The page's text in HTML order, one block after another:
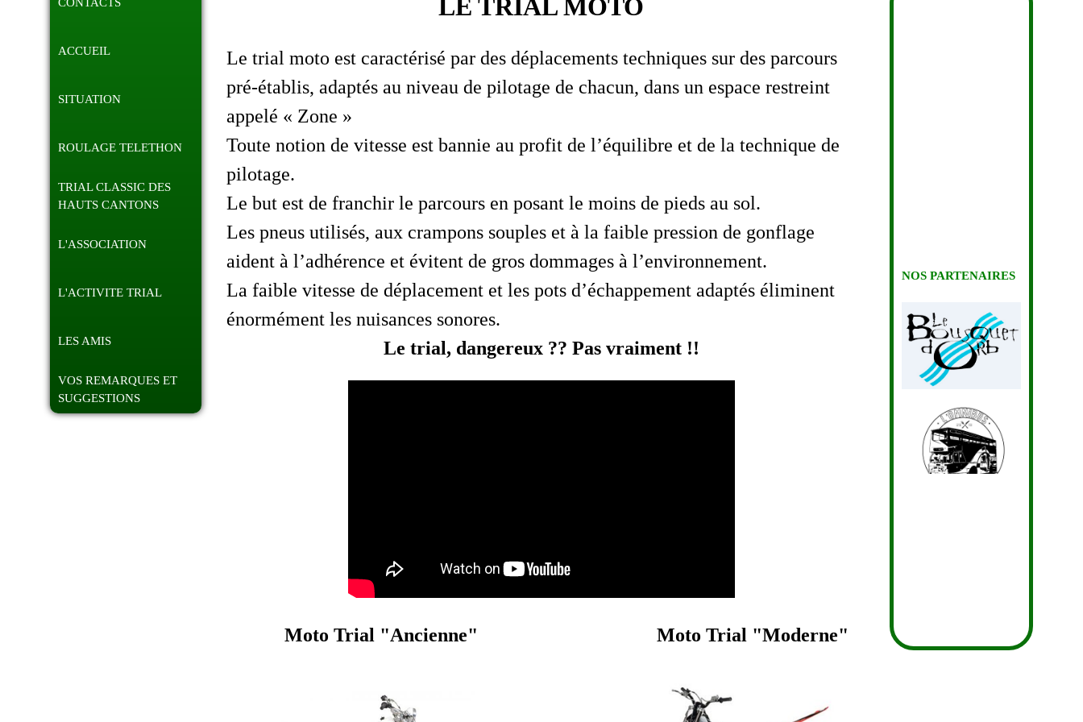
ACCUEIL
SITUATION
ROULAGE TELETHON
TRIAL CLASSIC DES
HAUTS CANTONS
L'ASSOCIATION
L'ACTIVITE TRIAL
LES AMIS
VOS REMARQUES ET
SUGGESTIONS
LE TRIAL MOTO
Le trial moto est caractérisé par des déplacements techniques sur des parcours
pré-établis, adaptés au niveau de pilotage de chacun, dans un espace restreint
appelé « Zone »
Toute notion de vitesse est bannie au profit de l’équilibre et de la technique de
pilotage.
Le but est de franchir le parcours en posant le moins de pieds au sol.
Les pneus utilisés, aux crampons souples et à la faible pression de gonflage
aident à l’adhérence et évitent de gros dommages à l’environnement.
La faible vitesse de déplacement et les pots d’échappement adaptés éliminent
énormément les nuisances sonores.
Le trial, dangereux ?? Pas vraiment !!
Moto Trial "Ancienne" Moto Trial "Moderne"